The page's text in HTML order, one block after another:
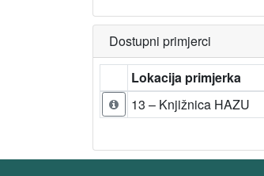
Dostupni primjerci
Lokacija primjerka
13 – Knjižnica HAZU